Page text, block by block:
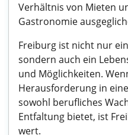
Verhältnis von Mieten
Gastronomie
Freiburg ist nicht nur
sondern auch ein
und Möglichkeiten.
Herausforderung in
sowohl berufliches
Entfaltung bietet, ist
wert.